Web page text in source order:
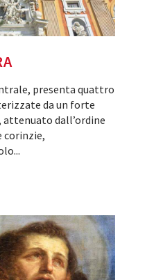
presenta quattro
da un forte
dall’ordine
corinzie,
...